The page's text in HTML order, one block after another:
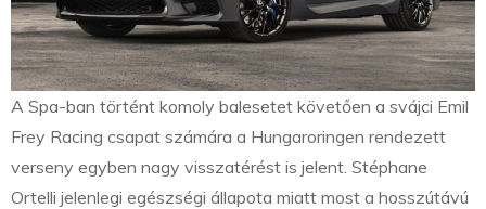
A Spa-ban történt komoly balesetet követően a svájci Emil
Frey Racing csapat számára a Hungaroringen rendezett
verseny egyben nagy visszatérést is jelent. Stéphane
Ortelli jelenlegi egészségi állapota miatt most a hosszútávú